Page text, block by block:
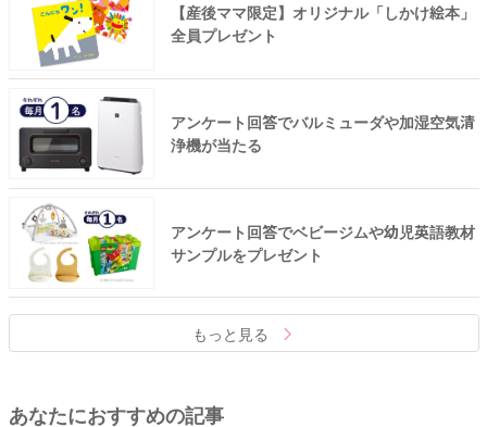
【産後ママ限定】オリジナル「しかけ絵本」
全員プレゼント
アンケート回答でバルミューダや加湿空気清
浄機が当たる
アンケート回答でベビージムや幼児英語教材
サンプルをプレゼント
もっと見る
あなたにおすすめの記事